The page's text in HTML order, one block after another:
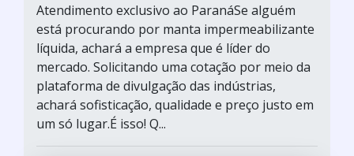
Atendimento exclusivo ao ParanáSe alguém
está procurando por manta impermeabilizante
líquida, achará a empresa que é líder do
mercado. Solicitando uma cotação por meio da
plataforma de divulgação das indústrias,
achará sofisticação, qualidade e preço justo em
um só lugar.É isso! Q...